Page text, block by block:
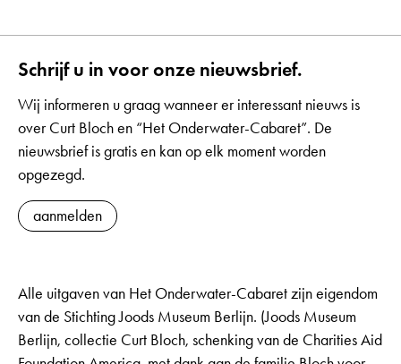
Schrijf u in voor onze nieuwsbrief.
Wij informeren u graag wanneer er interessant nieuws is
over Curt Bloch en “Het Onderwater-Cabaret”. De
nieuwsbrief is gratis en kan op elk moment worden
opgezegd.
aanmelden
Alle uitgaven van Het Onderwater-Cabaret zijn eigendom
van de Stichting Joods Museum Berlijn. (Joods Museum
Berlijn, collectie Curt Bloch, schenking van de Charities Aid